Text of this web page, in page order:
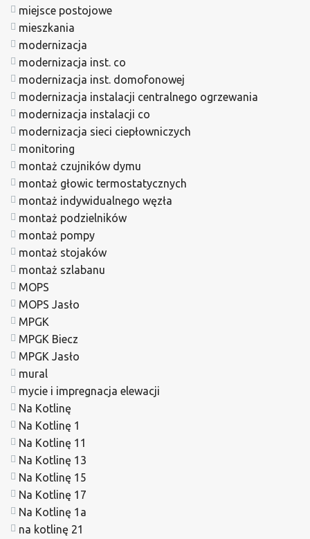
miejsce postojowe
mieszkania
modernizacja
modernizacja inst. co
modernizacja inst. domofonowej
modernizacja instalacji centralnego ogrzewania
modernizacja instalacji co
modernizacja sieci ciepłowniczych
monitoring
montaż czujników dymu
montaż głowic termostatycznych
montaż indywidualnego węzła
montaż podzielników
montaż pompy
montaż stojaków
montaż szlabanu
MOPS
MOPS Jasło
MPGK
MPGK Biecz
MPGK Jasło
mural
mycie i impregnacja elewacji
Na Kotlinę
Na Kotlinę 1
Na Kotlinę 11
Na Kotlinę 13
Na Kotlinę 15
Na Kotlinę 17
Na Kotlinę 1a
na kotlinę 21